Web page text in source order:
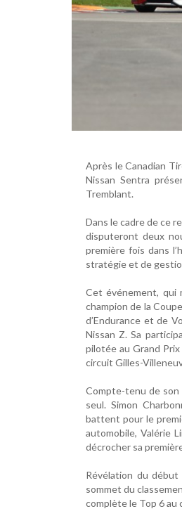
Après le Canadian
Nissan Sentra
Tremblant.
Dans le cadre de ce
disputeront deux
première fois dans
stratégie et de
Cet événement, qui
champion de la
d’Endurance et de
Nissan Z. Sa
pilotée au Grand
circuit Gilles-
Compte-tenu de son
seul. Simon
battent pour le
automobile, Valérie
décrocher sa
Révélation du
sommet du
complète le Top 6 au